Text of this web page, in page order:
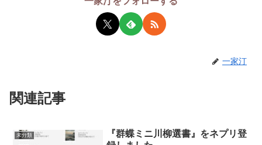
一家汀
関連記事
未分類
『群蝶ミニ川柳選書』をネプリ登